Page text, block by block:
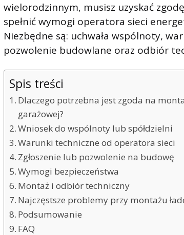
wielorodzinnym, musisz uzyskać
spełnić wymogi operatora sieci
Niezbędne są: uchwała wspólnoty,
pozwolenie budowlane oraz odbiór
Spis treści
Dlaczego potrzebna jest zgoda na
garażowej?
Wniosek do wspólnoty lub spółdzielni
Warunki techniczne od operatora sieci
Zgłoszenie lub pozwolenie na budowę
Wymogi bezpieczeństwa
Montaż i odbiór techniczny
Najczęstsze problemy przy montażu
Podsumowanie
FAQ